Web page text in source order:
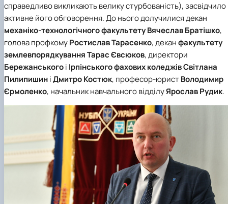
справедливо викликають велику стурбованість), засвідчило
активне його обговорення. До нього долучилися декан
механіко-технологічного факультетуВячеслав Братішко,
голова профкомуРостислав Тарасенко, деканфакультету
землевпорядкуванняТарас Євсюков, директори
Бережанськогоі Ірпінського фахових коледжівСвітлана
ПилипишиніДмитро Костюк, професор-юристВолодимир
Єрмоленко, начальник навчального відділуЯрослав Рудик.